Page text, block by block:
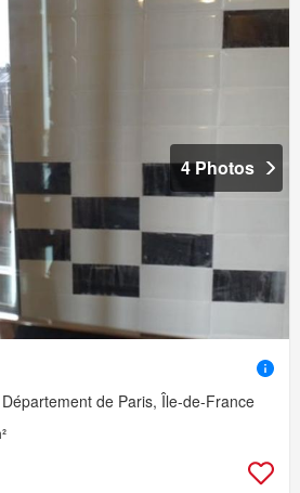
4 Photos
de Paris, Île-de-France